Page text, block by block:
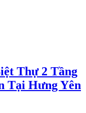
Thự 2 Tầng
Tại Hưng Yên